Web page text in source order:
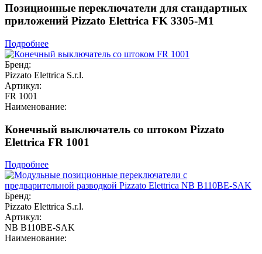
Позиционные переключатели для стандартных
приложений Pizzato Elettrica FK 3305-M1
Подробнее
Бренд:
Pizzato Elettrica S.r.l.
Артикул:
FR 1001
Наименование:
Конечный выключатель со штоком Pizzato
Elettrica FR 1001
Подробнее
Бренд:
Pizzato Elettrica S.r.l.
Артикул:
NB B110BE-SAK
Наименование: